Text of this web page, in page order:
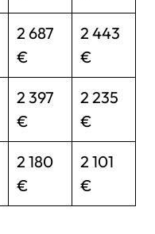
2 687
€
2 443
€
2 397
€
2 235
€
2 180
€
2 101
€